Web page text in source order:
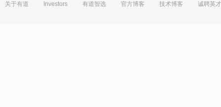
关于有道 Investors 有道智选 官方博客 技术博客 诚聘英才